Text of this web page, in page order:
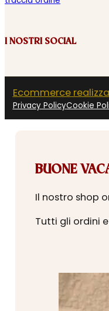
I NOSTRI SOCIAL
Ecommerce
Privacy PolicyCookie
BUONE
Il nostro shop
Tutti gli ordini